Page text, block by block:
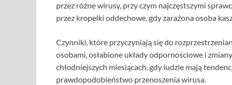
przez różne wirusy, przy czym najczęstszymi
przez kropelki oddechowe, gdy zarażona osoba
Czynniki, które przyczyniają się do
osobami, osłabione układy odpornościowe i
chłodniejszych miesiącach, gdy ludzie mają
prawdopodobieństwo przenoszenia wirusa.